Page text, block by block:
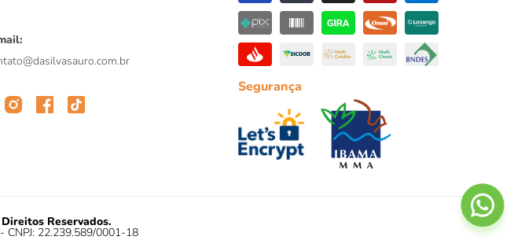
Segurança
Reservados.
CNPJ: 22.239.589/0001-18